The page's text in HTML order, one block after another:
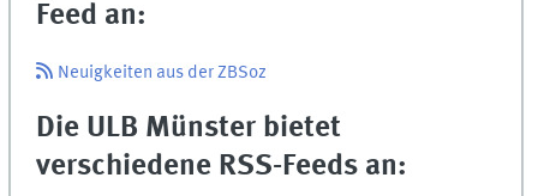
Feed an:
Neuigkeiten aus derZBSoz
Die ULB Münster bietet
verschiedene RSS-Feeds an: